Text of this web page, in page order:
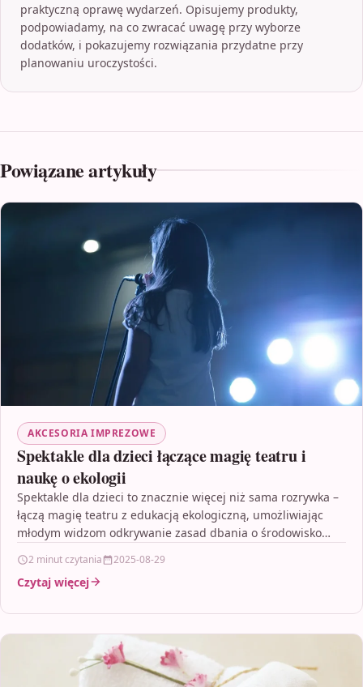
praktyczną oprawę wydarzeń. Opisujemy produkty,
podpowiadamy, na co zwracać uwagę przy wyborze
dodatków, i pokazujemy rozwiązania przydatne przy
planowaniu uroczystości.
Powiązane artykuły
AKCESORIA IMPREZOWE
Spektakle dla dzieci łączące magię teatru i
naukę o ekologii
Spektakle dla dzieci to znacznie więcej niż sama rozrywka –
łączą magię teatru z edukacją ekologiczną, umożliwiając
młodym widzom odkrywanie zasad dbania o środowisko…
2 minut czytania 2025-08-29
Czytaj więcej